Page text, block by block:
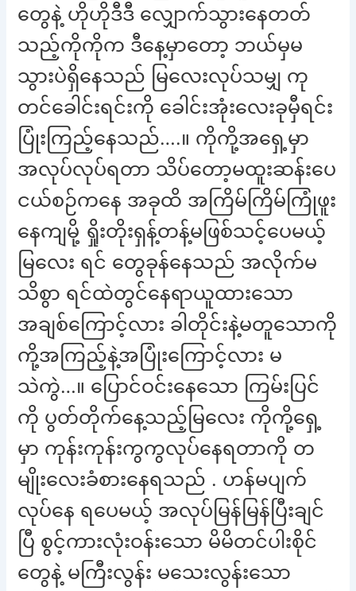
တွေနဲ့ ဟိုဟိုဒီဒီ လျှောက်သွားနေတတ်
သည့်ကိုကိုက ဒီနေ့မှာတော့ ဘယ်မှမ
သွားပဲရှိနေသည် မြလေးလုပ်သမျှ ကု
တင်ခေါင်းရင်းကို ခေါင်းအုံးလေးခုမှီရင်း
ပြုံးကြည့်နေသည်….။ ကိုကို့အရှေ့မှာ
အလုပ်လုပ်ရတာ သိပ်တော့မထူးဆန်းပေ
ငယ်စဉ်ကနေ အခုထိ အကြိမ်ကြိမ်ကြုံဖူး
နေကျမို့ ရှိုးတိုးရှန့်တန့်မဖြစ်သင့်ပေမယ့်
မြလေး ရင် တွေခုန်နေသည် အလိုက်မ
သိစွာ ရင်ထဲတွင်နေရာယူထားသော
အချစ်ကြောင့်လား ခါတိုင်းနဲ့မတူသောကို
ကို့အကြည့်နဲ့အပြုံးကြောင့်လား မ
သဲကွဲ…။ ပြောင်ဝင်းနေသော ကြမ်းပြင်
ကို ပွတ်တိုက်နေ့သည့်မြလေး ကိုကို့ရှေ့
မှာ ကုန်းကုန်းကွကွလုပ်နေရတာကို တ
မျိုးလေးခံစားနေရသည် . ဟန်မပျက်
လုပ်နေ ရပေမယ့် အလုပ်မြန်မြန်ပြီးချင်
ပြီ စွင့်ကားလုံးဝန်းသော မိမိတင်ပါးစိုင်
တွေနဲ့ မကြီးလွန်း မသေးလွန်းသော